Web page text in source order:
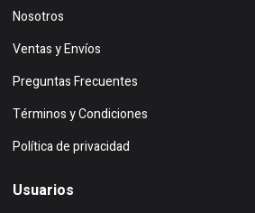
Nosotros
Ventas y Envíos
Preguntas Frecuentes
Términos y Condiciones
Política de privacidad
Usuarios